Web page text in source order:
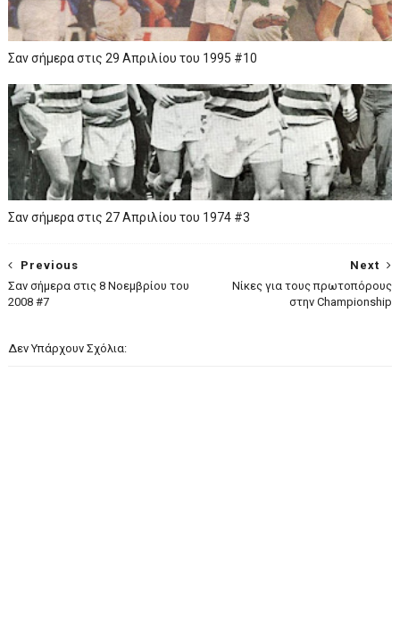
Σαν σήμερα στις 29 Απριλίου του 1995 #10
Σαν σήμερα στις 27 Απριλίου του 1974 #3
Next
Νίκες για τους πρωτοπόρους
στην Championship
Previous
Σαν σήμερα στις 8 Νοεμβρίου του
2008 #7
Δεν Υπάρχουν Σχόλια: